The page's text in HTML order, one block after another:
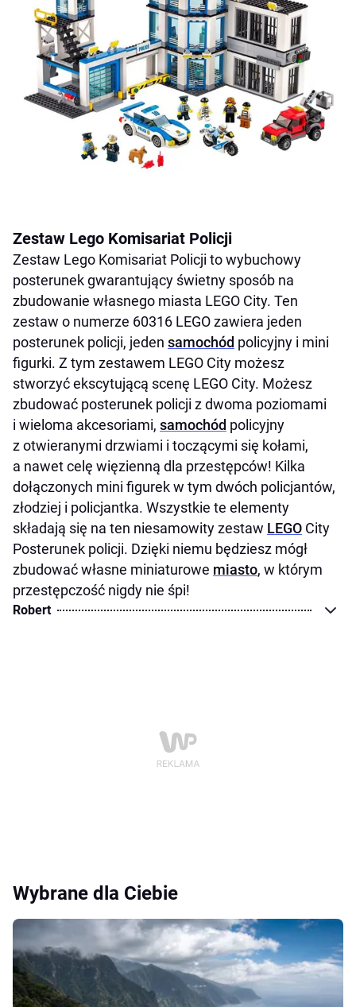
Zestaw Lego Komisariat Policji
Zestaw Lego Komisariat Policji to wybuchowy
posterunek gwarantujący świetny sposób na
zbudowanie własnego miasta LEGO City. Ten
zestaw o numerze 60316 LEGO zawiera jeden
posterunek policji, jeden samochód policyjny i mini
figurki. Z tym zestawem LEGO City możesz
stworzyć ekscytującą scenę LEGO City. Możesz
zbudować posterunek policji z dwoma poziomami
i wieloma akcesoriami, samochód policyjny
z otwieranymi drzwiami i toczącymi się kołami,
a nawet celę więzienną dla przestępców! Kilka
dołączonych mini figurek w tym dwóch policjantów,
złodziej i policjantka. Wszystkie te elementy
składają się na ten niesamowity zestaw LEGO City
Posterunek policji. Dzięki niemu będziesz mógł
zbudować własne miniaturowe miasto, w którym
przestępczość nigdy nie śpi!
Robert
Wybrane dla Ciebie